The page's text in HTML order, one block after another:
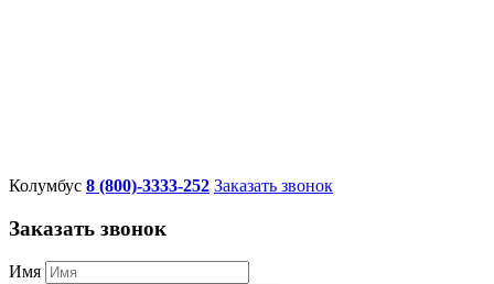
Колумбус 8 (800)-3333-252 Заказать звонок
Заказать звонок
Имя